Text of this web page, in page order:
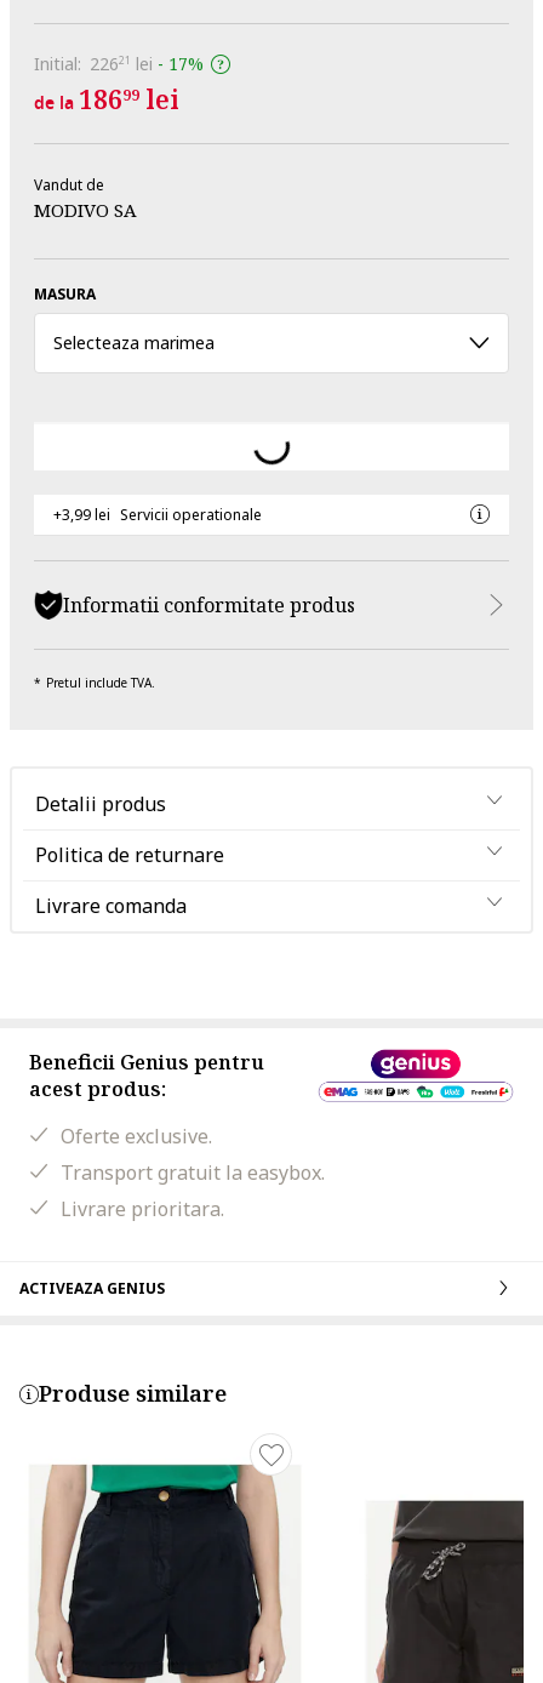
Initial: 22621 lei - 17%
de la 18699 lei
Vandut de
MODIVO SA
MASURA
Selecteaza marimea
+3,99 lei Servicii operationale
Informatii conformitate produs
Pretul include TVA.
Detalii produs
Politica de returnare
Livrare comanda
Beneficii Genius pentru
acest produs:
Oferte exclusive.
Transport gratuit la easybox.
Livrare prioritara.
ACTIVEAZA GENIUS
Produse similare